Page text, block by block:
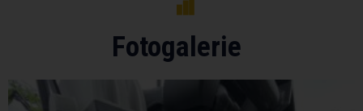
Fotogalerie